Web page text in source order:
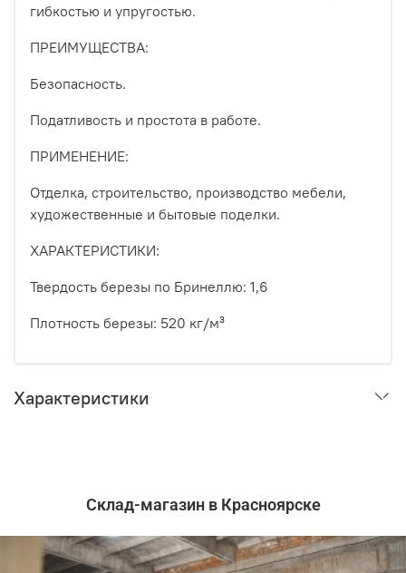
гибкостью и упругостью.
ПРЕИМУЩЕСТВА:
Безопасность.
Податливость и простота в работе.
ПРИМЕНЕНИЕ:
Отделка, строительство, производство мебели,
художественные и бытовые поделки.
ХАРАКТЕРИСТИКИ:
Твердость березы по Бринеллю: 1,6
Плотность березы: 520 кг/м³
Характеристики
Склад-магазин в Красноярске